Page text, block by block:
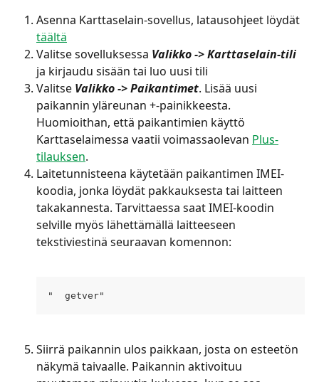
Asenna Karttaselain-sovellus, latausohjeet löydät
täältä
Valitse sovelluksessa Valikko -> Karttaselain-tili
ja kirjaudu sisään tai luo uusi tili
Valitse Valikko -> Paikantimet. Lisää uusi
paikannin yläreunan +-painikkeesta.
Huomioithan, että paikantimien käyttö
Karttaselaimessa vaatii voimassaolevan Plus-
tilauksen.
Laitetunnisteena käytetään paikantimen IMEI-
koodia, jonka löydät pakkauksesta tai laitteen
takakannesta. Tarvittaessa saat IMEI-koodin
selville myös lähettämällä laitteeseen
tekstiviestinä seuraavan komennon:
"  getver"
Siirrä paikannin ulos paikkaan, josta on esteetön
näkymä taivaalle. Paikannin aktivoituu